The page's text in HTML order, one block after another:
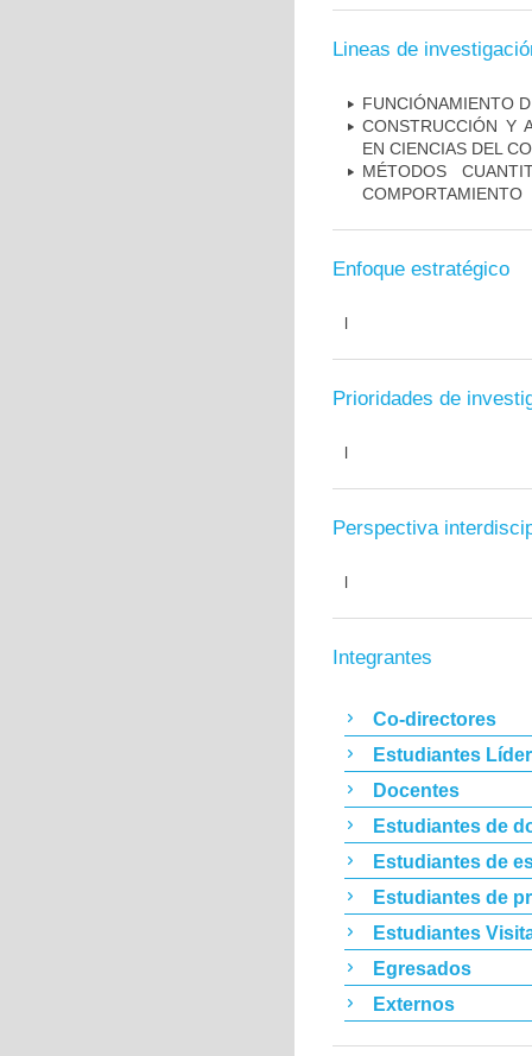
Lineas de
FUNCIÓNAMIENTO
CONSTRUCCIÓN Y
EN CIENCIAS DEL
MÉTODOS
COMPORTAMIENTO
Enfoque estratégico
l
Prioridades de
l
Perspectiva
l
Integrantes
Co-directores
Estudiantes
Docentes
Estudiantes de
Estudiantes de
Estudiantes de
Estudiantes
Egresados
Externos